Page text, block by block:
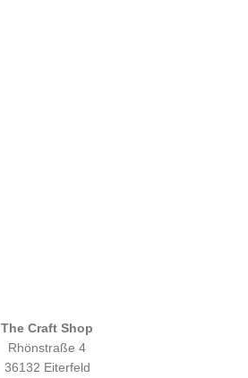
The Craft Shop
Rhönstraße 4
36132 Eiterfeld